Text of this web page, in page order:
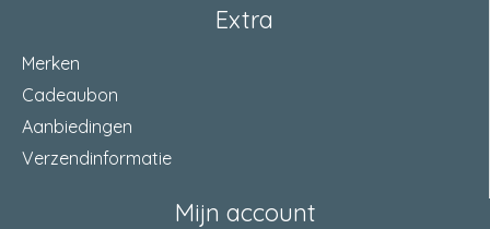
Extra
Merken
Cadeaubon
Aanbiedingen
Verzendinformatie
Mijn account